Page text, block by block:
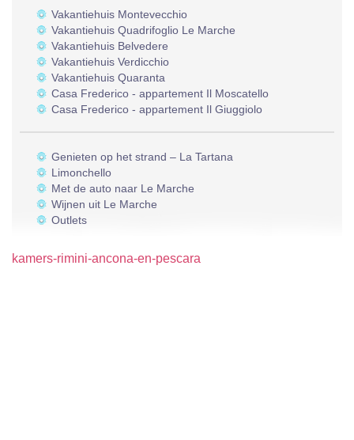
Vakantiehuis Montevecchio
Vakantiehuis Quadrifoglio Le Marche
Vakantiehuis Belvedere
Vakantiehuis Verdicchio
Vakantiehuis Quaranta
Casa Frederico - appartement Il Moscatello
Casa Frederico - appartement Il Giuggiolo
Genieten op het strand – La Tartana
Limonchello
Met de auto naar Le Marche
Wijnen uit Le Marche
Outlets
kamers-rimini-ancona-en-pescara